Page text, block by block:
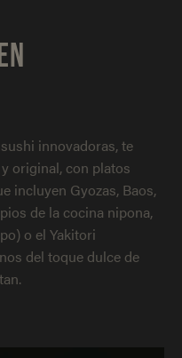
innovadoras, te
original, con platos
incluyen Gyozas, Baos,
de la cocina nipona,
o el Yakitori
del toque dulce de